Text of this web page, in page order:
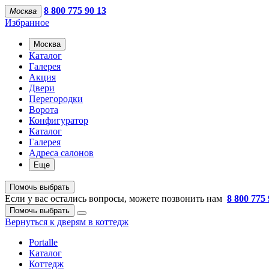
Москва
8 800 775 90 13
Избранное
Москва
Каталог
Галерея
Акция
Двери
Перегородки
Ворота
Конфигуратор
Каталог
Галерея
Адреса салонов
Еще
Помочь выбрать
Если у вас остались вопросы, можете позвонить нам 8 800 775
Помочь выбрать
Вернуться к дверям в коттедж
Portalle
Каталог
Коттедж